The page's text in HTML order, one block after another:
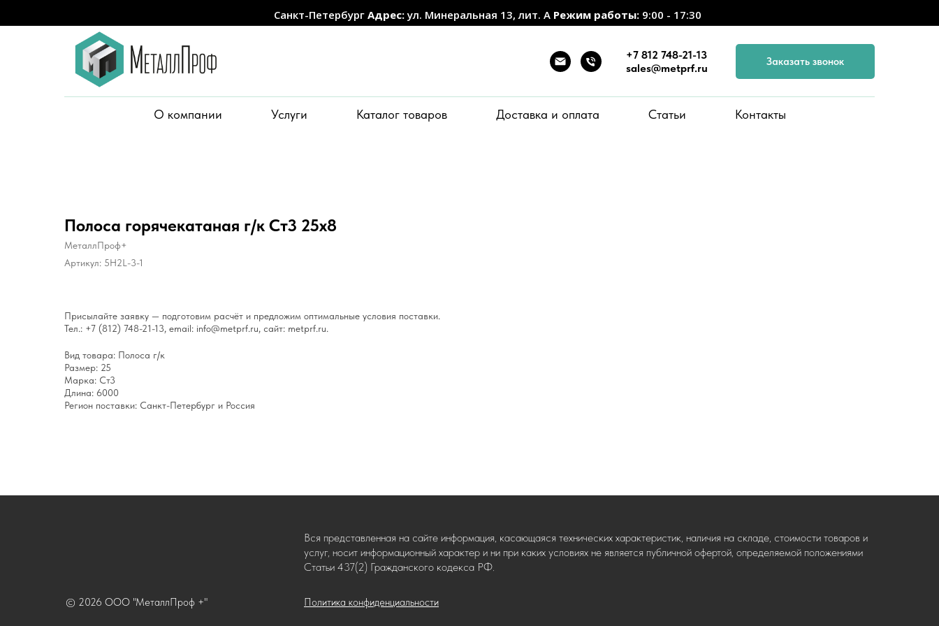
Санкт-Петербург Адрес:ул. Минеральная 13, лит. А Режим работы: 9:00 - 17:30
+7 812 748-21-13
sales@metprf.ru
Заказать звонок
О компании Услуги Каталог товаров Доставка и оплата Статьи Контакты
Полоса горячекатаная г/к Ст3 25х8
МеталлПроф+
Артикул: 5H2L-3-1
Присылайте заявку — подготовим расчёт и предложим оптимальные условия поставки.
Тел.: +7 (812) 748-21-13, email: info@metprf.ru, сайт: metprf.ru.
Вид товара: Полоса г/к
Размер: 25
Марка: Ст3
Длина: 6000
Регион поставки: Санкт-Петербург и Россия
Политика конфиденциальности
© 2026 ООО "МеталлПроф +"
Вся представленная на сайте информация, касающаяся технических характеристик, наличия на складе, стоимости товаров и
услуг, носит информационный характер и ни при каких условиях не является публичной офертой, определяемой положениями
Статьи 437(2) Гражданского кодекса РФ.